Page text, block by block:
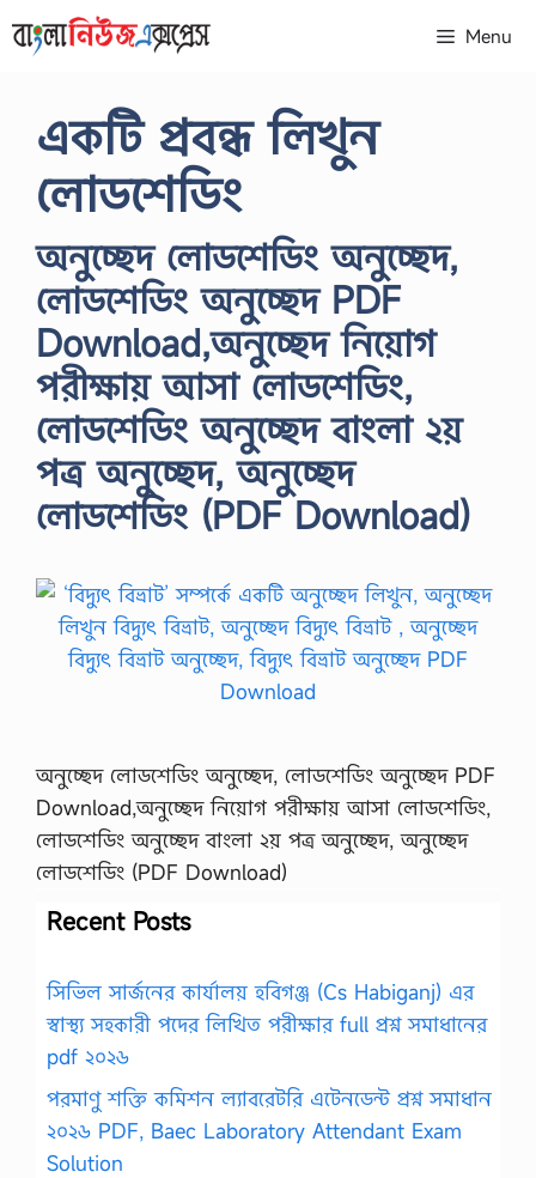
to
Menu
একটি প্রবন্ধ লিখুন
লোডশেডিং
অনুচ্ছেদ লোডশেডিং অনুচ্ছেদ,
লোডশেডিং অনুচ্ছেদ PDF
Download,অনুচ্ছেদ নিয়োগ
পরীক্ষায় আসা লোডশেডিং,
লোডশেডিং অনুচ্ছেদ বাংলা ২য়
পত্র অনুচ্ছেদ, অনুচ্ছেদ
লোডশেডিং (PDF Download)
অনুচ্ছেদ লোডশেডিং অনুচ্ছেদ, লোডশেডিং অনুচ্ছেদ PDF
Download,অনুচ্ছেদ নিয়োগ পরীক্ষায় আসা লোডশেডিং,
লোডশেডিং অনুচ্ছেদ বাংলা ২য় পত্র অনুচ্ছেদ, অনুচ্ছেদ
লোডশেডিং (PDF Download)
Recent Posts
সিভিল সার্জনের কার্যালয় হবিগঞ্জ (Cs Habiganj) এর
স্বাস্থ্য সহকারী পদের লিখিত পরীক্ষার full প্রশ্ন সমাধানের
pdf ২০২৬
পরমাণু শক্তি কমিশন ল্যাবরেটরি এটেনডেন্ট প্রশ্ন সমাধান
২০২৬ PDF, Baec Laboratory Attendant Exam
Solution